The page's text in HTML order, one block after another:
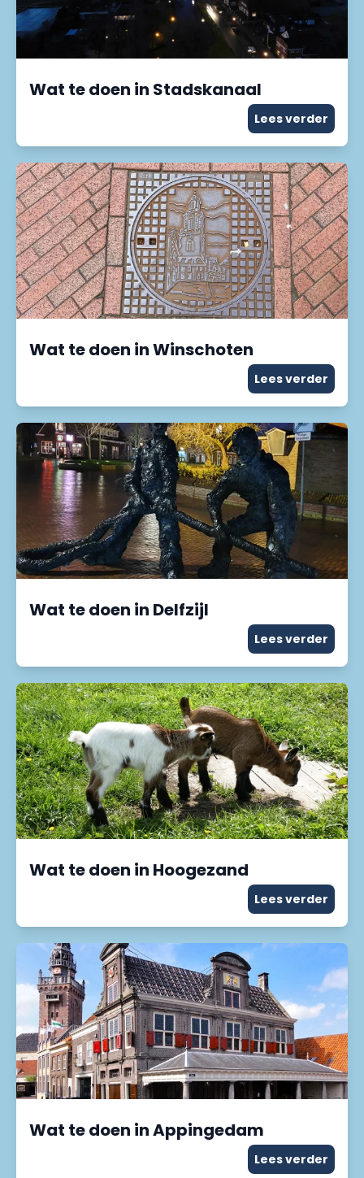
Wat te doen in Stadskanaal
Lees verder
Wat te doen in Winschoten
Lees verder
Wat te doen in Delfzijl
Lees verder
Wat te doen in Hoogezand
Lees verder
Wat te doen in Appingedam
Lees verder